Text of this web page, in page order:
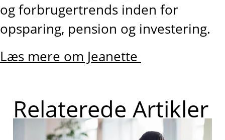
og forbrugertrends inden for
opsparing, pension og investering.
Læs mere om Jeanette
Relaterede Artikler